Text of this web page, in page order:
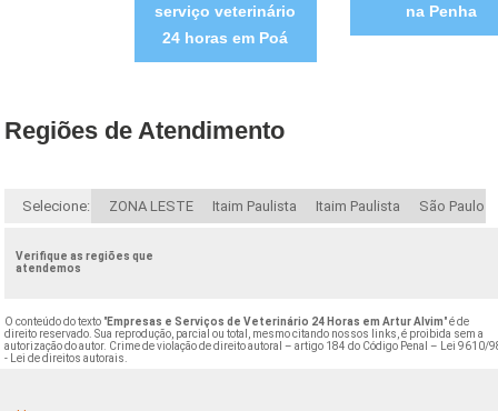
serviço veterinário
24 horas em Poá
na Penha
Regiões de Atendimento
Selecione: ZONA LESTE Itaim Paulista Itaim Paulista São Paulo
Verifique as regiões que
atendemos
O conteúdo do texto "Empresas e Serviços de Veterinário 24 Horas em Artur Alvim" é de
direito reservado. Sua reprodução, parcial ou total, mesmo citando nossos links, é proibida sem a
autorização do autor. Crime de violação de direito autoral – artigo 184 do Código Penal –
Lei 9610/
- Lei de direitos autorais